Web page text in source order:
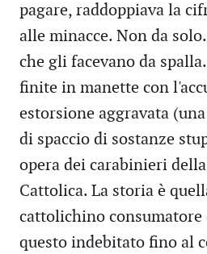
pagare, raddoppiava la
alle minacce. Non da
che gli facevano da
finite in manette con
estorsione aggravata
di spaccio di sostanze
opera dei carabinieri
Cattolica. La storia è
cattolichino consumatore
questo indebitato fino al